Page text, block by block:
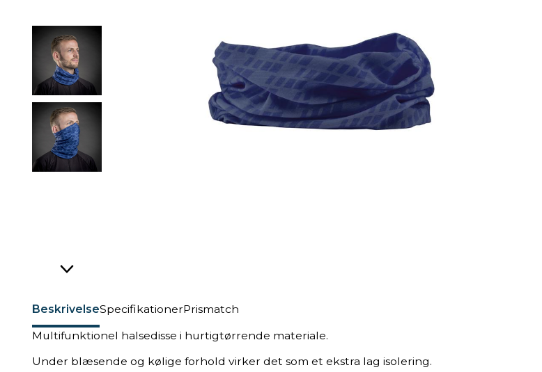
BeskrivelseSpecifikationerPrismatch
Multifunktionel halsedisse i hurtigtørrende materiale.
Under blæsende og kølige forhold virker det som et ekstra lag isolering.